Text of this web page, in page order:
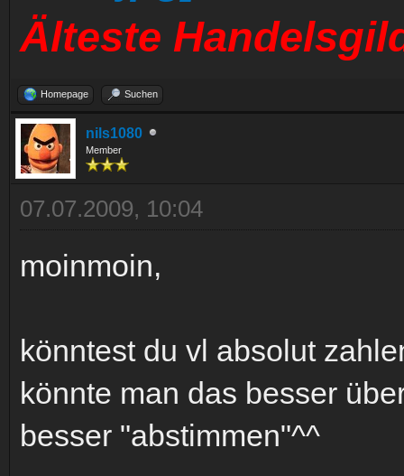
Älteste
Homepage Suchen
nils1080
Member
07.07.2009, 10:04
moinmoin,
könntest du vl absolut
könnte man das besser
besser "abstimmen"^^